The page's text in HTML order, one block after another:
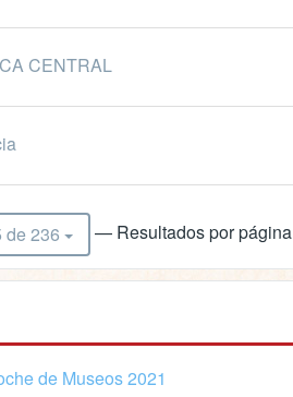
CENTRAL
de 236 — Resultados por página
de Museos 2021